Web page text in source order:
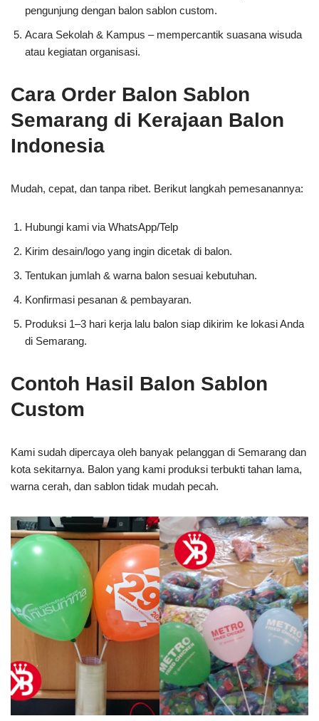
pengunjung dengan balon sablon custom.
Acara Sekolah & Kampus – mempercantik suasana wisuda
atau kegiatan organisasi.
Cara Order Balon Sablon
Semarang di Kerajaan Balon
Indonesia
Mudah, cepat, dan tanpa ribet. Berikut langkah pemesanannya:
Hubungi kami via WhatsApp/Telp
Kirim desain/logo yang ingin dicetak di balon.
Tentukan jumlah & warna balon sesuai kebutuhan.
Konfirmasi pesanan & pembayaran.
Produksi 1–3 hari kerja lalu balon siap dikirim ke lokasi Anda
di Semarang.
Contoh Hasil Balon Sablon
Custom
Kami sudah dipercaya oleh banyak pelanggan di Semarang dan
kota sekitarnya. Balon yang kami produksi terbukti tahan lama,
warna cerah, dan sablon tidak mudah pecah.